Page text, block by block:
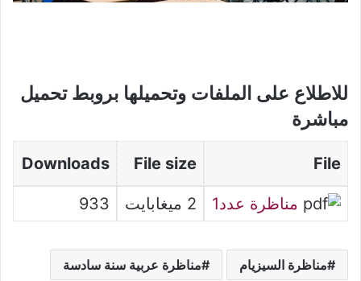
للاطلاع على الملفات وتحميلها بروبط تحميل
مباشرة
File
File size
Downloads
مناظرة عدد1 2 ميغابايت 933
مناظرة السيزيام مناظرة عربية سنة سادسة